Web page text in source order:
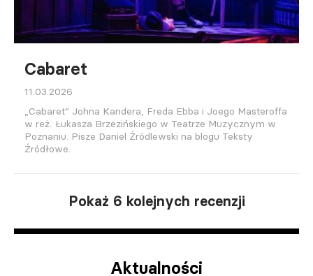
Cabaret
11.03.2026
„Cabaret” Johna Kandera, Freda Ebba i Joego Masteroffa
w reż. Łukasza Brzezińskiego w Teatrze Muzycznym w
Poznaniu. Pisze Daniel Źródlewski na blogu Teksty
Źródłowe.
Pokaż 6 kolejnych recenzji
Aktualności